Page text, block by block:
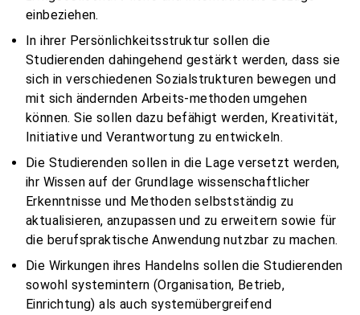
einbeziehen.
In ihrer Persönlichkeitsstruktur sollen die
Studierenden dahingehend gestärkt werden, dass sie
sich in verschiedenen Sozialstrukturen bewegen und
mit sich ändernden Arbeits-methoden umgehen
können. Sie sollen dazu befähigt werden, Kreativität,
Initiative und Verantwortung zu entwickeln.
Die Studierenden sollen in die Lage versetzt werden,
ihr Wissen auf der Grundlage wissenschaftlicher
Erkenntnisse und Methoden selbstständig zu
aktualisieren, anzupassen und zu erweitern sowie für
die berufspraktische Anwendung nutzbar zu machen.
Die Wirkungen ihres Handelns sollen die Studierenden
sowohl systemintern (Organisation, Betrieb,
Einrichtung) als auch systemübergreifend